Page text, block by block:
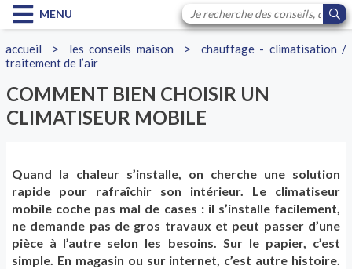
MENU
accueil > les conseils maison > chauffage - climatisation /
traitement de l’air
COMMENT BIEN CHOISIR UN
CLIMATISEUR MOBILE
Quand la chaleur s’installe, on cherche une solution
rapide pour rafraîchir son intérieur. Le climatiseur
mobile coche pas mal de cases : il s’installe facilement,
ne demande pas de gros travaux et peut passer d’une
pièce à l’autre selon les besoins. Sur le papier, c’est
simple. En magasin ou sur internet, c’est autre histoire.